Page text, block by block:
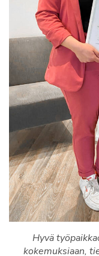
Hyvä
kokemuksiaan,